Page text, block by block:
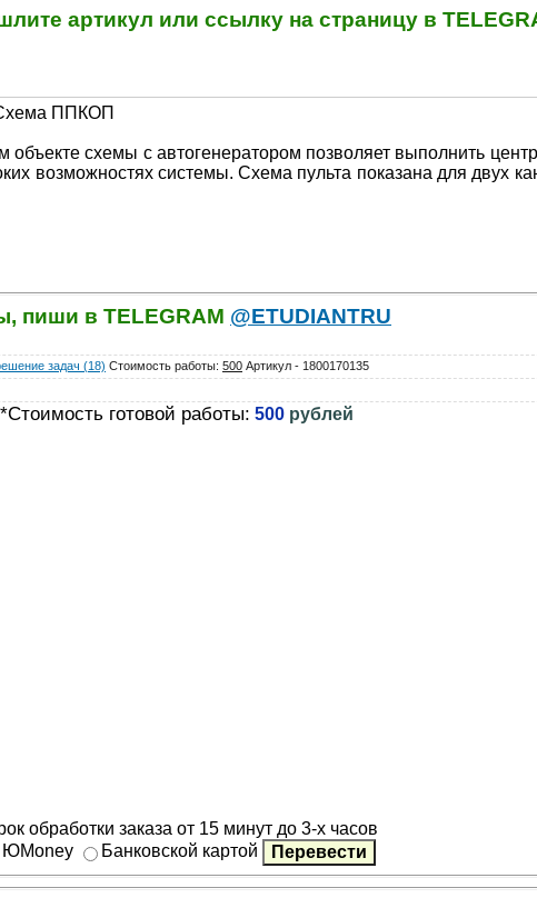
артикул или ссылку на страницу в
ППКОП
схемы с автогенератором позволяет выполнить
возможностях системы. Схема пульта показана для двух
пиши в TELEGRAM @ETUDIANTRU
задач (18) Стоимость работы: 500 Артикул - 1800170135
*Стоимость готовой работы: 500 рублей
обработки заказа от 15 минут до 3-х часов
ЮMoney
Банковской картой